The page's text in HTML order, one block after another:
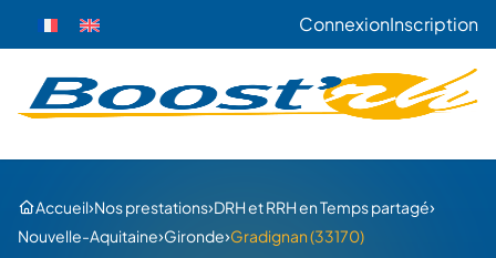
ConnexionInscription
Accueil›Nos prestations›DRH et RRH en Temps partagé›
Nouvelle-Aquitaine›Gironde›Gradignan (33170)